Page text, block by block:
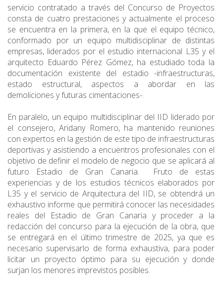
servicio contratado a través del Concurso de Proyectos
consta de cuatro prestaciones y actualmente el proceso
se encuentra en la primera, en la que el equipo técnico,
conformado por un equipo multidisciplinar de distintas
empresas, liderados por el estudio internacional L35 y el
arquitecto Eduardo Pérez Gómez, ha estudiado toda la
documentación existente del estadio -infraestructuras,
estado estructural, aspectos a abordar en las
demoliciones y futuras cimentaciones-.
En paralelo, un equipo multidisciplinar del IID liderado por
el consejero, Aridany Romero, ha mantenido reuniones
con expertos en la gestión de este tipo de infraestructuras
deportivas y asistiendo a encuentros profesionales con el
objetivo de definir el modelo de negocio que se aplicará al
futuro Estadio de Gran Canaria. Fruto de estas
experiencias y de los estudios técnicos elaborados por
L35 y el servicio de Arquitectura del IID, se obtendrá un
exhaustivo informe que permitirá conocer las necesidades
reales del Estadio de Gran Canaria y proceder a la
redacción del concurso para la ejecución de la obra, que
se entregará en el último trimestre de 2025, ya que es
necesario supervisarlo de forma exhaustiva, para poder
licitar un proyecto óptimo para su ejecución y donde
surjan los menores imprevistos posibles.